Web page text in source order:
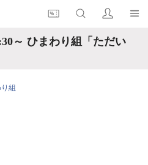
～ ひまわり組「ただい
組